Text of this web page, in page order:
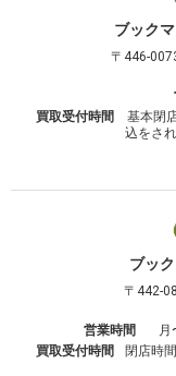
ブック
〒446-
買取受付時間
基本閉
込をさ
ブッ
〒442-
営業時間
買取受付時間
閉店時